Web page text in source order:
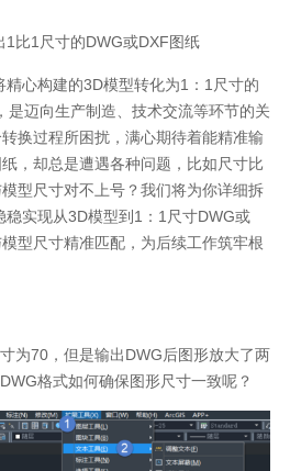
1 比1 尺寸的DWG或DXF图纸
精心构建的3D模型转化为1：1 尺寸的
是迈向生产制造、技术交流等环节的关
换过程所困扰，满心期待着能精准输
，却总是遭遇各种问题，比如尺寸比
型尺寸对不上号？我们将为你详细拆
稳实现从3D模型到 1：1 尺寸DWG或
型尺寸精准匹配，为后续工作筑牢根
为70，但是输出DWG后图形放大了两
DWG格式如何确保图形尺寸一致呢？